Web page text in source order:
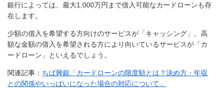
銀行によっては、最大1,000万円まで借入可能なカードローンも存
在します。
少額の借入を希望する方向けのサービスが「キャッシング」、高
額な金額の借入を希望される方により向いているサービスが「カ
ードローン」といえるでしょう。
関連記事： ちば興銀「カードローンの限度額とは？決め方・年収
との関係やいっぱいになった場合の対応について」